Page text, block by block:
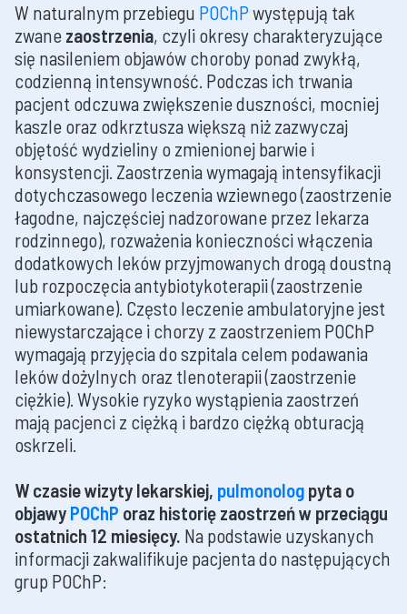
W naturalnym przebiegu POChPwystępują tak
zwane zaostrzenia, czyli okresy charakteryzujące
się nasileniem objawów choroby ponad zwykłą,
codzienną intensywność. Podczas ich trwania
pacjent odczuwa zwiększenie duszności, mocniej
kaszle oraz odkrztusza większą niż zazwyczaj
objętość wydzieliny o zmienionej barwie i
konsystencji. Zaostrzenia wymagają intensyfikacji
dotychczasowego leczenia wziewnego (zaostrzenie
łagodne, najczęściej nadzorowane przez lekarza
rodzinnego), rozważenia konieczności włączenia
dodatkowych leków przyjmowanych drogą doustną
lub rozpoczęcia antybiotykoterapii (zaostrzenie
umiarkowane). Często leczenie ambulatoryjne jest
niewystarczające i chorzy z zaostrzeniem POChP
wymagają przyjęcia do szpitala celem podawania
leków dożylnych oraz tlenoterapii (zaostrzenie
ciężkie). Wysokie ryzyko wystąpienia zaostrzeń
mają pacjenci z ciężką i bardzo ciężką obturacją
oskrzeli.
W czasie wizyty lekarskiej, pulmonolog pyta o
objawy POChP oraz historię zaostrzeń w przeciągu
ostatnich 12 miesięcy. Na podstawie uzyskanych
informacji zakwalifikuje pacjenta do następujących
grup POChP: